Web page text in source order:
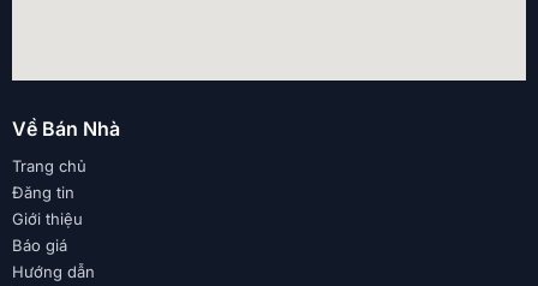
Về Bán Nhà
Trang chủ
Đăng tin
Giới thiệu
Báo giá
Hướng dẫn